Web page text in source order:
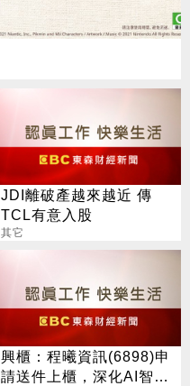
JDI離破產越來越近 傳
TCL有意入股
其它
興櫃：程曦資訊(6898)申
請送件上櫃，深化AI智能